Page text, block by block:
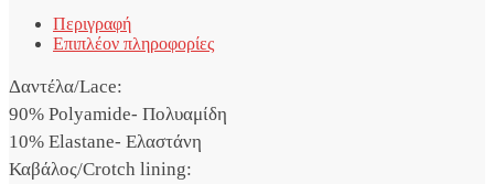
Δαντέλα
ποσότητα
Περιγραφή
Επιπλέον πληροφορίες
Δαντέλα/Lace:
90% Polyamide- Πολυαμίδη
10% Elastane- Ελαστάνη
Καβάλος/Crotch lining: